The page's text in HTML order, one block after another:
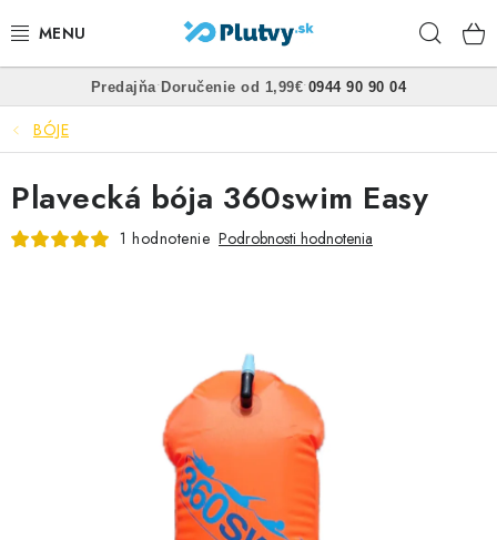
na
PLÁVANIE
ŠNORCHLOVANIE
FREEDIVING
Predajňa• Doručenie od 1,99€• 0944 90 90 04
BÓJE
Plavecká bója 360swim Easy
1 hodnotenie Podrobnosti hodnotenia